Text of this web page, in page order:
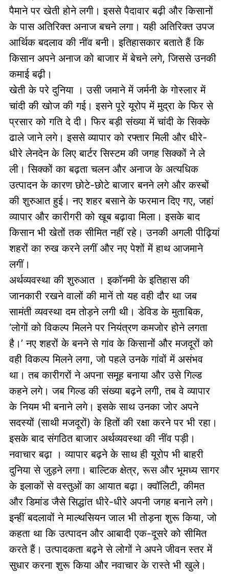
पैमाने पर खेती होने लगी। इससे पैदावार बढ़ी और किसानों
के पास अतिरिक्त अनाज बचने लगा। यही अतिरिक्त उपज
आर्थिक बदलाव की नींव बनी। इतिहासकार बताते हैं कि
किसान अपने अनाज को बाजार में बेचने लगे, जिससे उनकी
कमाई बढ़ी।
खेती के परे दुनिया । उसी जमाने में जर्मनी के गोस्लार में
चांदी की खोज की गई। इसने पूरे यूरोप में मुद्रा के फिर से
प्रसार को गति दे दी। फिर बड़ी संख्या में चांदी के सिक्के
ढाले जाने लगे। इससे व्यापार को रफ्तार मिली और धीरे-
धीरे लेनदेन के लिए बार्टर सिस्टम की जगह सिक्कों ने ले
ली। सिक्कों का बढ़ता चलन और अनाज के अत्यधिक
उत्पादन के कारण छोटे-छोटे बाजार बनने लगे और कस्बों
की शुरुआत हुई। नए शहर बसाने के फरमान दिए गए, जहां
व्यापार और कारीगरी को खूब बढ़ावा मिला। इसके बाद
किसान भी खेतों तक सीमित नहीं रहे। उनकी अगली पीढ़ियां
शहरों का रुख करने लगीं और नए पेशों में हाथ आजमाने
लगीं।
अर्थव्यवस्था की शुरुआत । इकॉनमी के इतिहास की
जानकारी रखने वालों की मानें तो यह वही दौर था जब
सामंती व्यवस्था दम तोड़ने लगी थी। डेविड के मुताबिक,
‘लोगों को विकल्प मिलने पर नियंत्रण कमजोर होने लगता
है।’ नए शहरों के बनने से गांव के किसानों और मजदूरों को
वही विकल्प मिलने लगा, जो पहले उनके गांवों में असंभव
था। तब कारीगरों ने अपना समूह बनाया और उसे गिल्ड
कहने लगे। जब गिल्ड की संख्या बढ़ने लगी, तब वे व्यापार
के नियम भी बनाने लगे। इसके साथ उनका जोर अपने
सदस्यों (साथी मजदूरों) के हितों की रक्षा करने पर भी रहा।
इसके बाद संगठित बाजार अर्थव्यवस्था की नींव पड़ी।
नवाचार बढ़ा । व्यापार बढ़ने के साथ ही यूरोप भी बाहरी
दुनिया से जुड़ने लगा। बाल्टिक क्षेत्र, रूस और भूमध्य सागर
के इलाकों से वस्तुओं का आयात बढ़ा। क्वॉलिटी, कीमत
और डिमांड जैसे सिद्धांत धीरे-धीरे अपनी जगह बनाने लगे।
इन्हीं बदलावों ने माल्थसियन जाल भी तोड़ना शुरू किया, जो
कहता था कि उत्पादन और आबादी एक-दूसरे को सीमित
करते हैं। उत्पादकता बढ़ने से लोगों ने अपने जीवन स्तर में
सुधार करना शुरू किया और नवाचार के रास्ते भी खुले।